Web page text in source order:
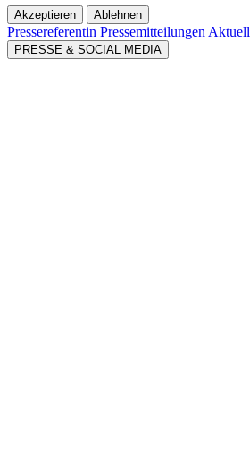
Akzeptieren Ablehnen
Pressereferentin Pressemitteilungen Aktuell
PRESSE & SOCIAL MEDIA